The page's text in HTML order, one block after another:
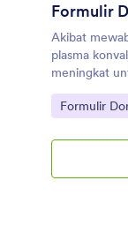
Formulir
Akibat
plasma
meningkat
virus corona.
darah,
pendonor.
memenuhi
Anda atau
Go to
Formulir